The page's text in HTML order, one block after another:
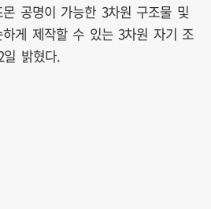
공명이 가능한 3차원 구조물 및
게 제작할 수 있는 3차원 자기 조
밝혔다.